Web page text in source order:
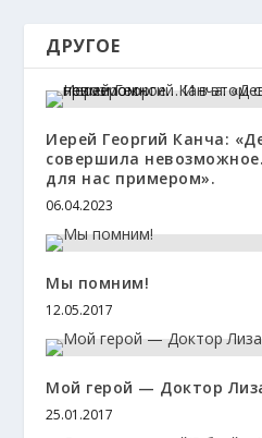
ДРУГОЕ
Иерей Георгий Канча:
совершила
для нас примером».
06.04.2023
Мы помним!
12.05.2017
Мой герой — Доктор
25.01.2017